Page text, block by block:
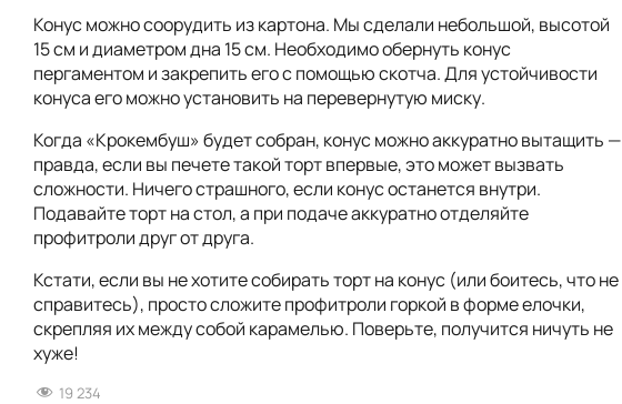
Конус можно соорудить из картона. Мы сделали небольшой, высотой
15 см и диаметром дна 15 см. Необходимо обернуть конус
пергаментом и закрепить его с помощью скотча. Для устойчивости
конуса его можно установить на перевернутую миску.
Когда «Крокембуш» будет собран, конус можно аккуратно вытащить —
правда, если вы печете такой торт впервые, это может вызвать
сложности. Ничего страшного, если конус останется внутри.
Подавайте торт на стол, а при подаче аккуратно отделяйте
профитроли друг от друга.
Кстати, если вы не хотите собирать торт на конус (или боитесь, что не
справитесь), просто сложите профитроли горкой в форме елочки,
скрепляя их между собой карамелью. Поверьте, получится ничуть не
хуже!
19 234